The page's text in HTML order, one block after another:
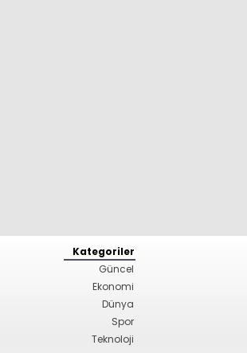
Kategoriler
Güncel
Ekonomi
Dünya
Spor
Teknoloji